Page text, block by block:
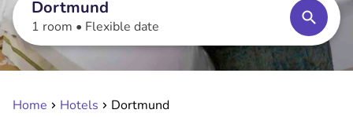
Dortmund
1 room • Flexible date
Home Hotels Dortmund